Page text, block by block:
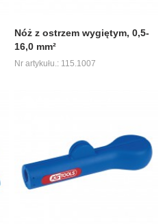
Nóż z ostrzem wygiętym, 0,5-
16,0 mm²
Nr artykułu.: 115.1007